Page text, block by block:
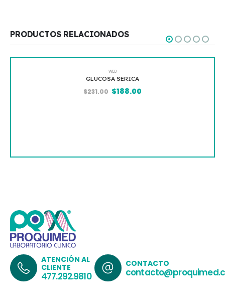
PRODUCTOS RELACIONADOS
GLUCOSA SERICA
231.00 $188.00
ATENCIÓN AL
CLIENTE
477.292.9810
CONTACTO